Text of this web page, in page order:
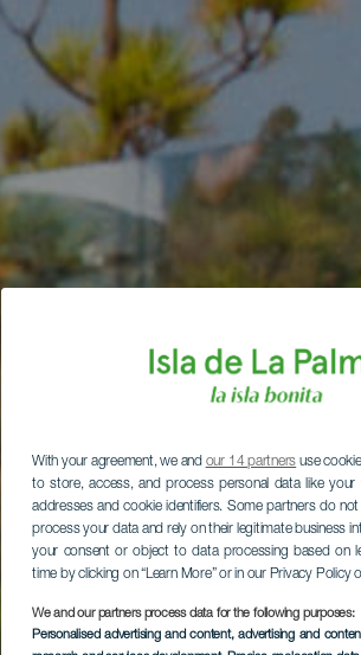
With your agreement, we and our 14 partners use
to store, access, and process personal data like
addresses and cookie identifiers. Some partners do
process your data and rely on their legitimate business
your consent or object to data processing based on
time by clicking on “Learn More” or in our Privacy Policy
We and our partners process data for the following purposes:
Personalised advertising and content, advertising and